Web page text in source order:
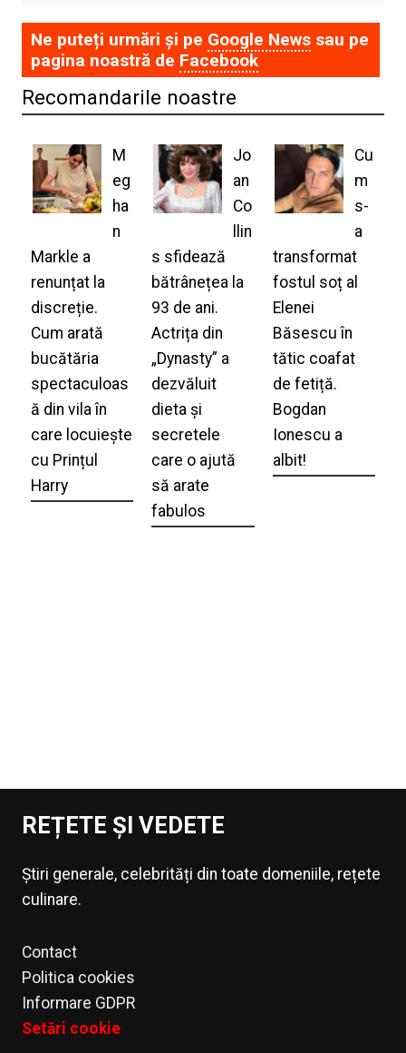
Ne puteți urmări și pe Google Newssau pe
pagina noastră de Facebook
Recomandarile noastre
M
eg
ha
n
Markle a
renunțat la
discreție.
Cum arată
bucătăria
spectaculoas
ă din vila în
care locuiește
cu Prințul
Harry
Jo
an
Co
llin
s sfidează
bătrânețea la
93 de ani.
Actrița din
„Dynasty” a
dezvăluit
dieta și
secretele
care o ajută
să arate
fabulos
Cu
m
s-
a
transformat
fostul soț al
Elenei
Băsescu în
tătic coafat
de fetiță.
Bogdan
Ionescu a
albit!
REȚETE ȘI VEDETE
Știri generale, celebrități din toate domeniile, rețete
culinare.
Contact
Politica cookies
Informare GDPR
Setări cookie